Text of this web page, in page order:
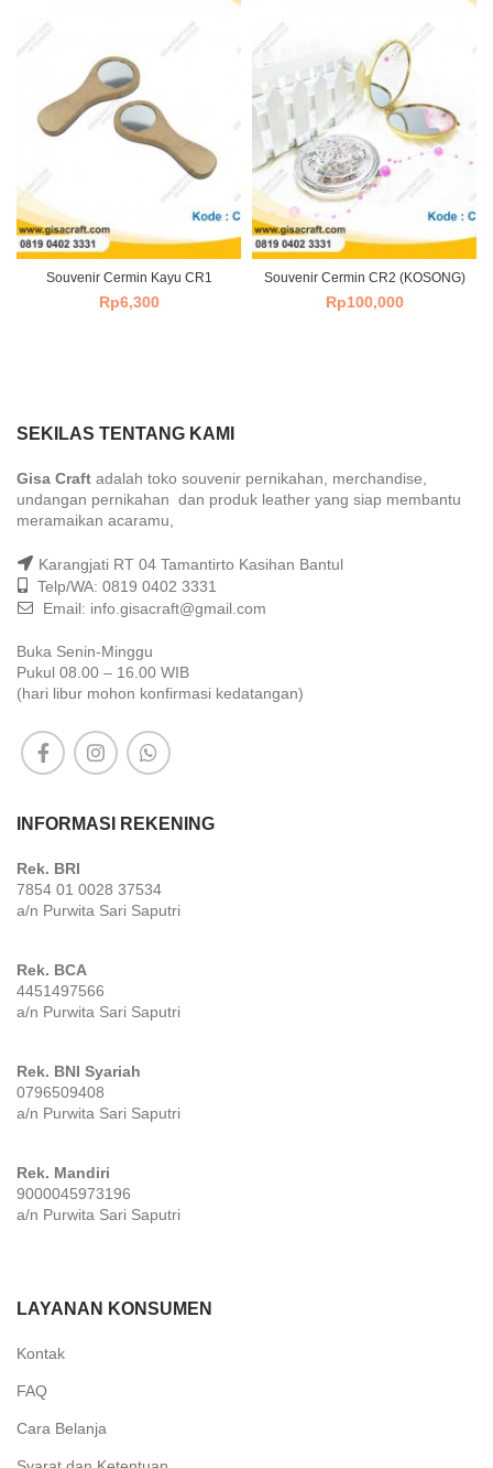
Souvenir Cermin Kayu CR1
Rp6,300
Souvenir Cermin CR2 (KOSONG)
Rp100,000
SEKILAS TENTANG KAMI
Gisa Craft adalah toko souvenir pernikahan, merchandise,
undangan pernikahan dan produk leather yang siap membantu
meramaikan acaramu,
Karangjati RT 04 Tamantirto Kasihan Bantul
Telp/WA: 0819 0402 3331
Email: info.gisacraft@gmail.com
Buka Senin-Minggu
Pukul 08.00 – 16.00 WIB
(hari libur mohon konfirmasi kedatangan)
INFORMASI REKENING
Rek. BRI
7854 01 0028 37534
a/n Purwita Sari Saputri
Rek. BCA
4451497566
a/n Purwita Sari Saputri
Rek. BNI Syariah
0796509408
a/n Purwita Sari Saputri
Rek. Mandiri
9000045973196
a/n Purwita Sari Saputri
LAYANAN KONSUMEN
Kontak
FAQ
Cara Belanja